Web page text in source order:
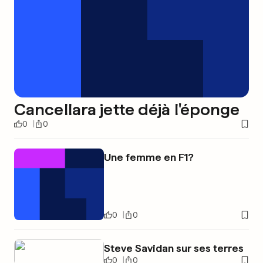
Cancellara jette déjà l'éponge
0 0
Une femme en F1?
0 0
Steve Savidan sur ses terres
0 0